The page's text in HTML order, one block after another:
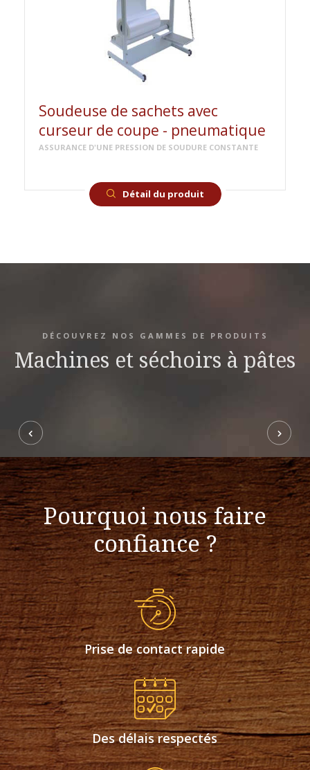
Soudeuse de sachets avec
curseur de coupe - pneumatique
ASSURANCE D'UNE PRESSION DE SOUDURE CONSTANTE
Détail du produit
DÉCOUVREZ NOS GAMMES DE PRODUITS
Machines et séchoirs à pâtes
Pourquoi nous faire
confiance ?
Prise de contact rapide
Des délais respectés